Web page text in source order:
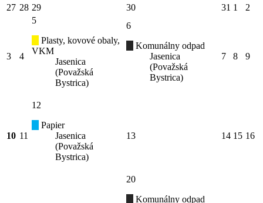
27 28 29 30 31 1 2
3 4
5
Plasty, kovové obaly,
VKM
Jasenica
(Považská
Bystrica)
6
Komunálny odpad
Jasenica
(Považská
Bystrica)
7 8 9
10 11
12
Papier
Jasenica
(Považská
Bystrica)
13 14 15 16
20
Komunálny odpad